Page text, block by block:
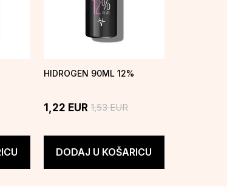
HIDROGEN 90ML 12%
1,22 EUR 1,53EUR
DODAJ U KOŠARICU